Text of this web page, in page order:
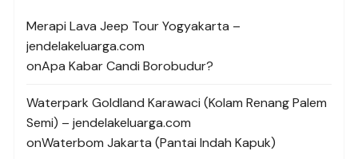
Merapi Lava Jeep Tour Yogyakarta –
jendelakeluarga.com
onApa Kabar Candi Borobudur?
Waterpark Goldland Karawaci (Kolam Renang Palem
Semi) – jendelakeluarga.com
onWaterbom Jakarta (Pantai Indah Kapuk)